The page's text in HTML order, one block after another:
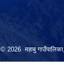
© 2026 महाबु